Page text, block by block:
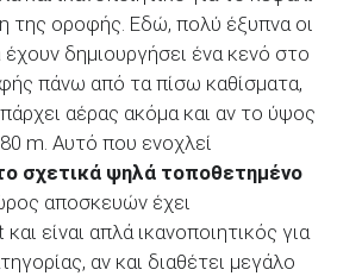
της οροφής. Εδώ, πολύ έξυπνα οι
έχουν δημιουργήσει ένα κενό στο
πάνω από τα πίσω καθίσματα,
αέρας ακόμα και αν το ύψος
m. Αυτό που ενοχλεί
σχετικά ψηλά τοποθετημένο
αποσκευών έχει
είναι απλά ικανοποιητικός για
αν και διαθέτει μεγάλο